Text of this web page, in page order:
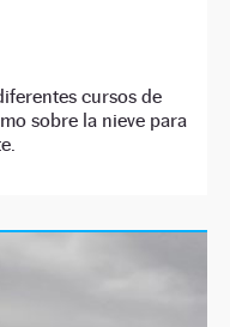
cursos de
sobre la nieve para